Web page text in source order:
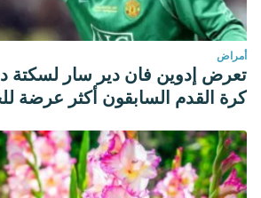
أمراض
تعرض إدوين فان دير سار لسكتة
كرة القدم السابقون أكثر عرضة